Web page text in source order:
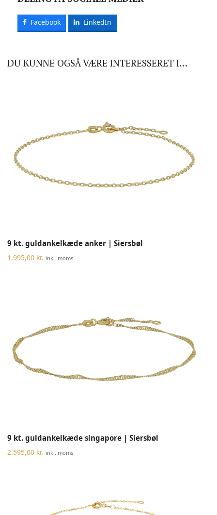
Facebook LinkedIn
DU KUNNE OGSÅ VÆRE INTERESSERET I…
9 kt. guldankelkæde anker | Siersbøl
1.995,00 kr. inkl. moms
9 kt. guldankelkæde singapore | Siersbøl
2.595,00 kr. inkl. moms